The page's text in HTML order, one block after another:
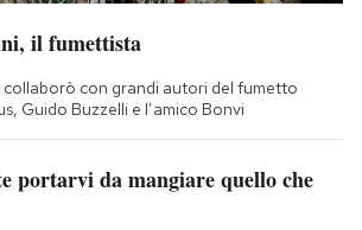
il fumettista
collaborò con grandi autori del fumetto
Guido Buzzelli e l’amico Bonvi
portarvi da mangiare quello che